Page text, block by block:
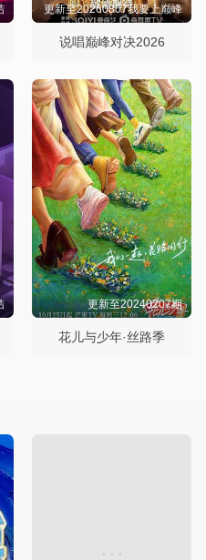
更新至20260807我要上巅峰
说唱巅峰对决2026
更新至20240207期
花儿与少年·丝路季